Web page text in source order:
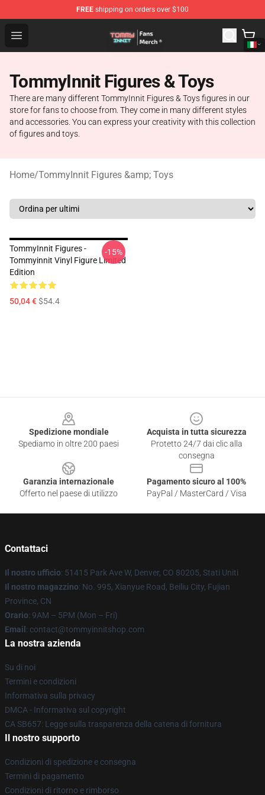
FREE shipping on orders over $100
Open menu
TommyInnit Store - Official TommyInnit Merchandise
TommyInnit Figures & Toys
There are many different TommyInnit Figures & Toys figures in our
store for fans to choose from. They come in many different styles
and accessories. You can express your creativity with this collection
of figures and toys.
Home/TommyInnit Figures &amp; Toys
TommyInnit Figures -
Tommyinnit Vinyl Figure Limited
Edition
50,04 €$54.4
-15%
Spedizione mondiale
Spediamo in oltre 200 paesi
Acquista in tutta sicurezza
Protetto 24/7 dai clic alla
consegna
Garanzia internazionale
Offerto nel paese di utilizzo
Pagamento sicuro al 100%
PayPal / MasterCard / Visa
Contattaci
Il nostro ufficio: 51415 Park Ave W, Denver, CO 80205, Stati Uniti
Il nostro magazzino: No. 995, Xianyue Road, Beiliu City, Fujian
Province, CN
Orario: 9AM – 5PM (Mon – Fri)
Email : contact@tommyinnitshop.com
La nostra azienda
Su di noi
Termini e condizioni
Informativa sulla privacy
DMCA - Informativa sul copyright
CA SB657: Legge sulla trasparenza della catena di fornitura
Il nostro supporto
Condizioni di spedizione e consegna
Termini di pagamento
Condizioni di ritorno e rimborso